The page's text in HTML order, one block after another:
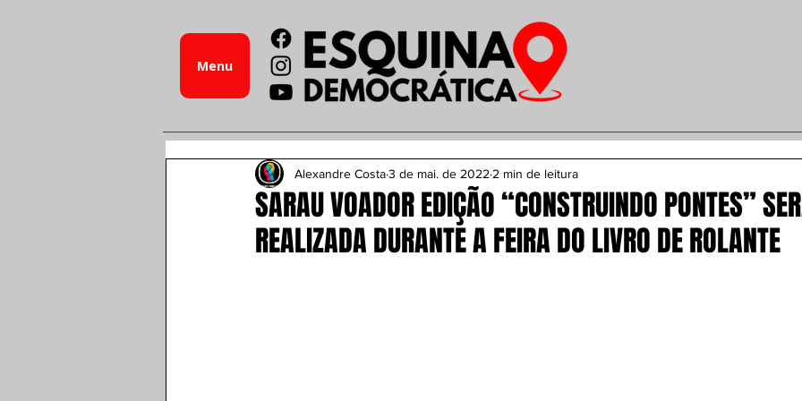
Menu
SARAU VOADOR EDIÇÃO “CONSTRUINDO PONTES”
REALIZADA DURANTE A FEIRA DO LIVRO DE ROLANTE
Alexandre Costa3 de mai. de 2022 2 min de leitura